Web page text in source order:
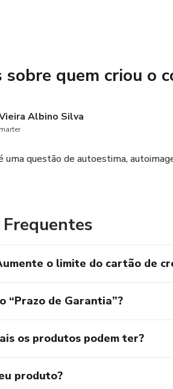
sobre quem criou o
Albino Silva
questão de autoestima,
o limite do cartão de
“Prazo de Garantia”?
os produtos podem ter?
produto?